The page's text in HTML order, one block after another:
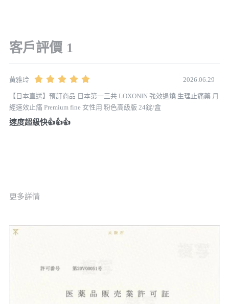
客戶評價 1
黃雅玲 2026.06.29
【日本直送】預訂商品 日本第一三共 LOXONIN 強效退燒 生理止痛藥 月
經速效止痛 Premium fine 女性用 粉色高級版 24錠/盒
速度超級快👍👍👍
更多詳情